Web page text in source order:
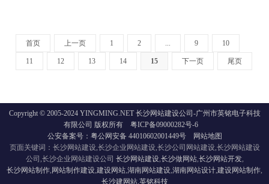
首页 上一页 1 2 ... 9 10
11 12 13 14 15 下一页 尾页
Copyright © 2005-2024 YINGMING.NET 长沙网站建设公司-广州市英铭电子科技
有限公司 版权所有
粤ICP备09000282号-6
公安备案号：粤公网安备 44010602001449号
网站地图
页面关键词：长沙网站建设,长沙企业网站建设,长沙公司网站建设,长沙网站建设
公司,长沙企业网站建设公司 长沙网站建设,长沙做网站,长沙网站开发,
长沙网站制作, 网站制作建设,建设网站,湖南网站建设,湖南网站设计,建设网站制作,
长沙建网站,英铭科技